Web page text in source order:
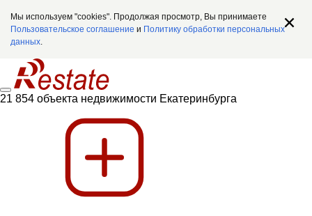
Мы используем "cookies". Продолжая просмотр, Вы принимаете
Пользовательское соглашение и Политику обработки персональных
данных.
21 854 объекта недвижимости Екатеринбурга